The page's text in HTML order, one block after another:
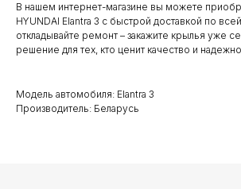
В нашем интернет-магазине вы можете
HYUNDAI Elantra 3 с быстрой доставкой по
откладывайте ремонт – закажите крылья уже
решение для тех, кто ценит качество и
Модель автомобиля: Elantra 3
Производитель: Беларусь
Телефоны для связи
+37529 231 88 27